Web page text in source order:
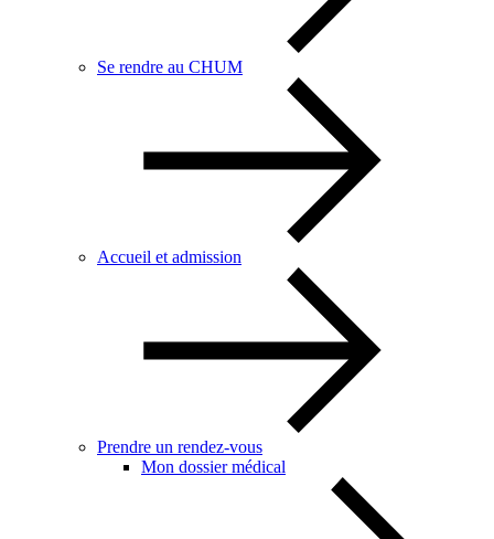
Se rendre au CHUM
Accueil et admission
Prendre un rendez-vous
Mon dossier médical